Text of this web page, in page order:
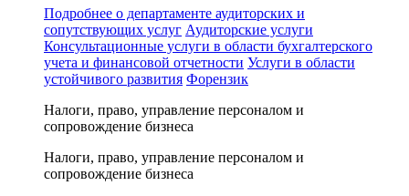
Подробнее о департаменте аудиторских и
сопутствующих услуг Аудиторские услуги
Консультационные услуги в области бухгалтерского
учета и финансовой отчетности Услуги в области
устойчивого развития Форензик
Налоги, право, управление персоналом и
сопровождение бизнеса
Налоги, право, управление персоналом и
сопровождение бизнеса